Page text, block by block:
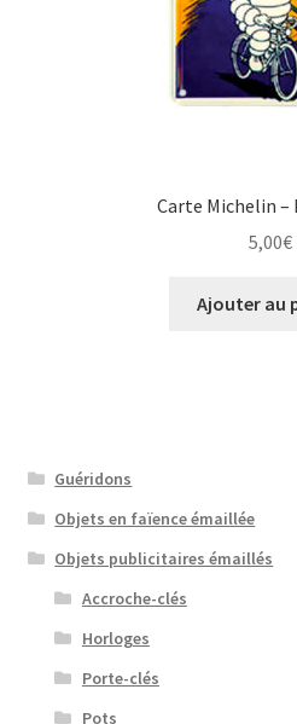
Carte Michelin –
5,00€
Ajouter au
Guéridons
Objets en faïence émaillée
Objets publicitaires émaillés
Accroche-clés
Horloges
Porte-clés
Pots